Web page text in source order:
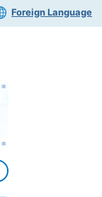
Foreign Language